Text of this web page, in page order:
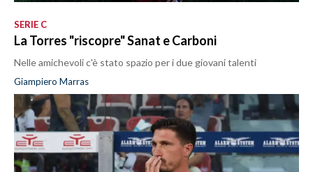
SERIE C
La Torres "riscopre" Sanat e Carboni
Nelle amichevoli c'è stato spazio per i due giovani talenti
Giampiero Marras